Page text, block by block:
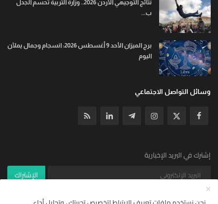
نتائج التوجيهي الأردن 2026.. وزارة التربية تحسم الجدل
ب...
برج الميزان الأحد 9 أغسطس 2026: انسجام وجمال يملآن
اليوم
وسائل التواصل الاجتماعي
إشترك في البريد الإخبارية
الإشتراك